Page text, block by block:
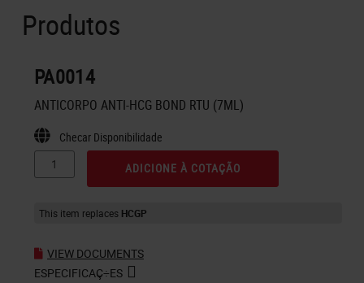
Produtos
PA0014
ANTICORPO ANTI-HCG BOND RTU (7ML)
Checar Disponibilidade
ADICIONE À COTAÇÃO
This item replaces HCGP
VIEW DOCUMENTS
ESPECIFICAÇ÷ES